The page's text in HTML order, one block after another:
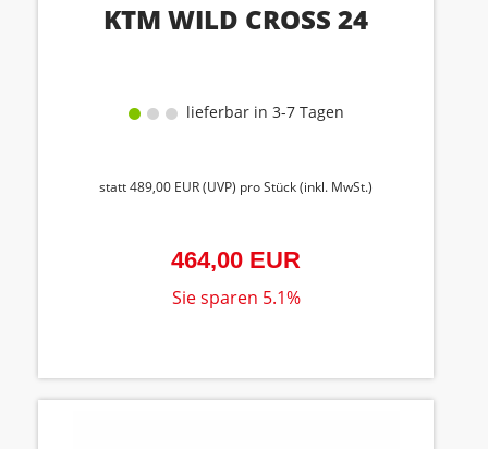
KTM WILD CROSS 24
lieferbar in 3-7 Tagen
statt489,00 EUR(UVP) pro Stück (inkl. MwSt.)
464,00 EUR
Sie sparen 5.1%